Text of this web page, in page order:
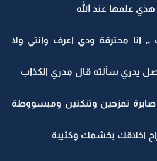
علمها عند الله
,, انا محترقة ودي اعرف وانتي ولا
يدري سألته قال مدري الكذاب
تمزحين وتنكتين ومبسووطة
اخلاقك بخشمك وكئيبة